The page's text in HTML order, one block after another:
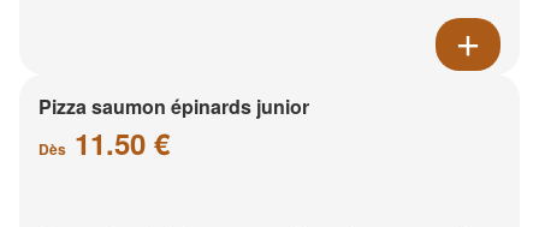
Pizza saumon épinards junior
Dès 11.50 €